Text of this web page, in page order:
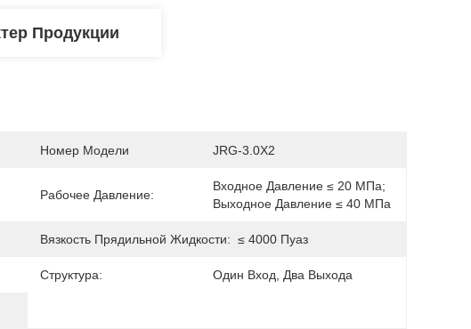
Продукции
Номер Модели JRG-3.0X2
Рабочее Давление:
Входное Давление ≤ 20 МПа;
Выходное Давление ≤ 40 МПа
Вязкость Прядильной Жидкости: ≤ 4000 Пуаз
Структура: Один Вход, Два Выхода